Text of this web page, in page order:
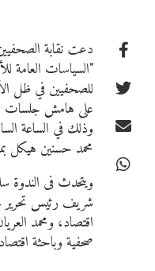
دعت نقابة
"السياسات العامة
للصحفيين في ظل
على هامش جلسات
محمد حسنين هيكل
ويتحدث فى الندوة
شريف رئيس تحرير
اقتصاد، ومحمد
صحفية وباحثة